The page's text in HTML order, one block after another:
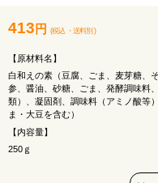
413 円 (税込 ・ 送料別 )
【原材料名】
白和えの素（豆腐、ごま、麦芽糖、
参、醤油、砂糖、ごま、発酵調味料
類）、凝固剤、調味料（アミノ酸等
ま・大豆を含む）
【内容量】
250ｇ